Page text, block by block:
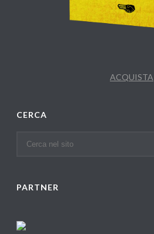
ACQUISTA
CERCA
PARTNER